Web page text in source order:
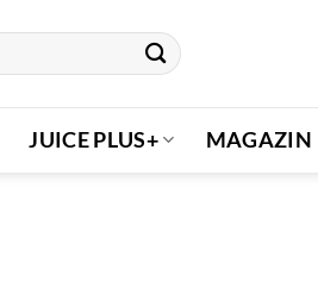
JUICE PLUS+ MAGAZIN